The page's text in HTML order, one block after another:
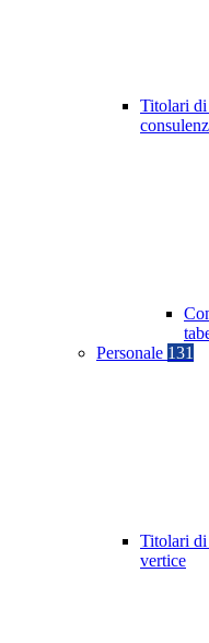
Titolari
Personale 131
Titolari
vertice